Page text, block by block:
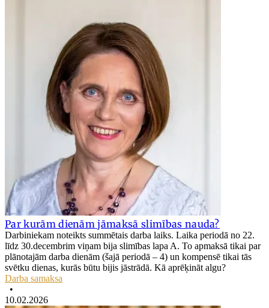
Par kurām dienām jāmaksā slimības nauda?
Darbiniekam noteikts summētais darba laiks. Laika periodā no 22.
līdz 30.decembrim viņam bija slimības lapa A. To apmaksā tikai par
plānotajām darba dienām (šajā periodā – 4) un kompensē tikai tās
svētku dienas, kurās būtu bijis jāstrādā. Kā aprēķināt algu?
Darba samaksa
•
10.02.2026